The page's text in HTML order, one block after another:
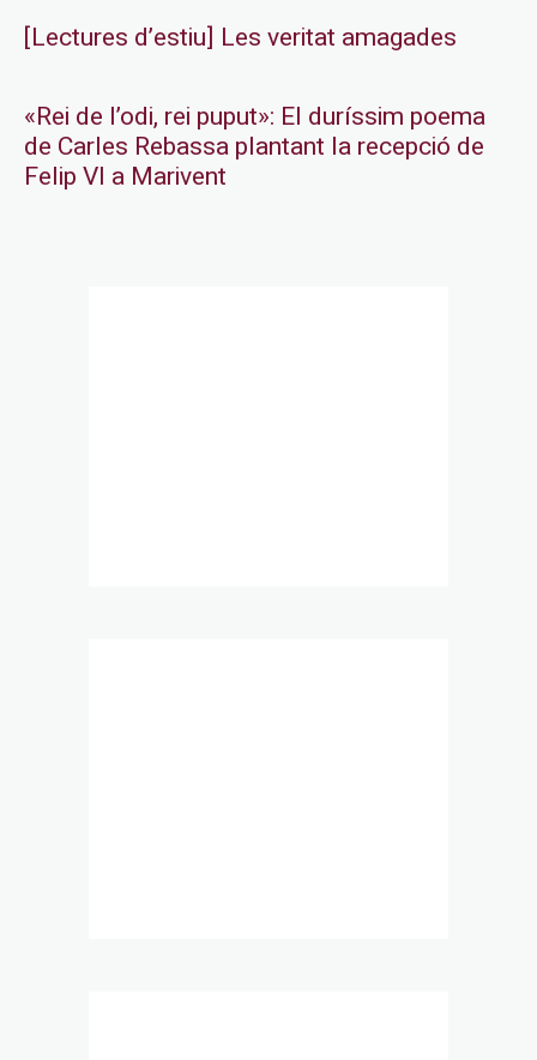
[Lectures d’estiu] Les veritat amagades
«Rei de l’odi, rei puput»: El duríssim poema
de Carles Rebassa plantant la recepció de
Felip VI a Marivent